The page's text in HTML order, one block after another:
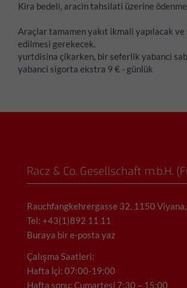
Kira bedeli, aracin tahsilati üzerine
Araçlar tamamen yakıt ikmali yapılacak
edilmesi gerekecek.
yurtdisina çikarken, bir seferlik yabanci
yabanci sigorta ekstra 9 € - günlük
Racz & Co. Gesellschaft m.b.H.
Rauchfangkehrergasse 32, 1150
Tel: +43(1)892 11 11
Buraya bir e-posta yaz
Çalışma Saatleri:
Hafta İçi: 07:00-19:00
Hafta sonu: Cumartesi 7:30 – 15:00